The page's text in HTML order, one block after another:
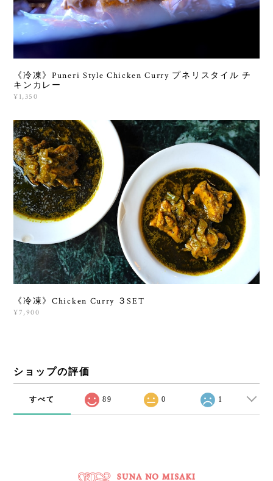
《冷凍》Puneri Style Chicken Curry プネリスタイル チ
キンカレー
¥1,350
《冷凍》Chicken Curry ３SET
¥7,900
ショップの評価
すべて 89 0 1